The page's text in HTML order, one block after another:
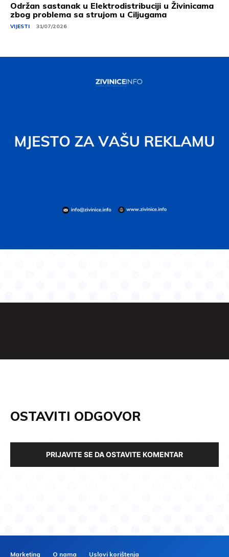
Održan sastanak u Elektrodistribuciji u Živinicama
zbog problema sa strujom u Ciljugama
VIJESTI 31/07/2026
OSTAVITI ODGOVOR
PRIJAVITE SE DA OSTAVITE KOMENTAR
Marketing O nama Uslovi korištenja